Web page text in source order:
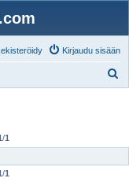
Kirjaudu sisään
/1
/1